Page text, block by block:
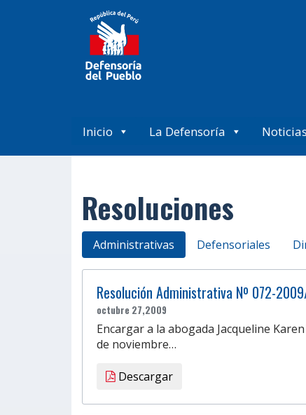
Inicio La Defensoría Noticias
Resoluciones
Administrativas Defensoriales
Resolución Administrativa Nº 072-
octubre 27,2009
Encargar a la abogada Jacqueline
de noviembre…
Descargar